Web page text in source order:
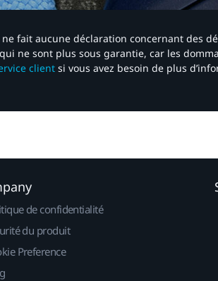
fait aucune déclaration concernant des
ne sont plus sous garantie, car les
client si vous avez besoin de plus
de confidentialité
du produit
Preference